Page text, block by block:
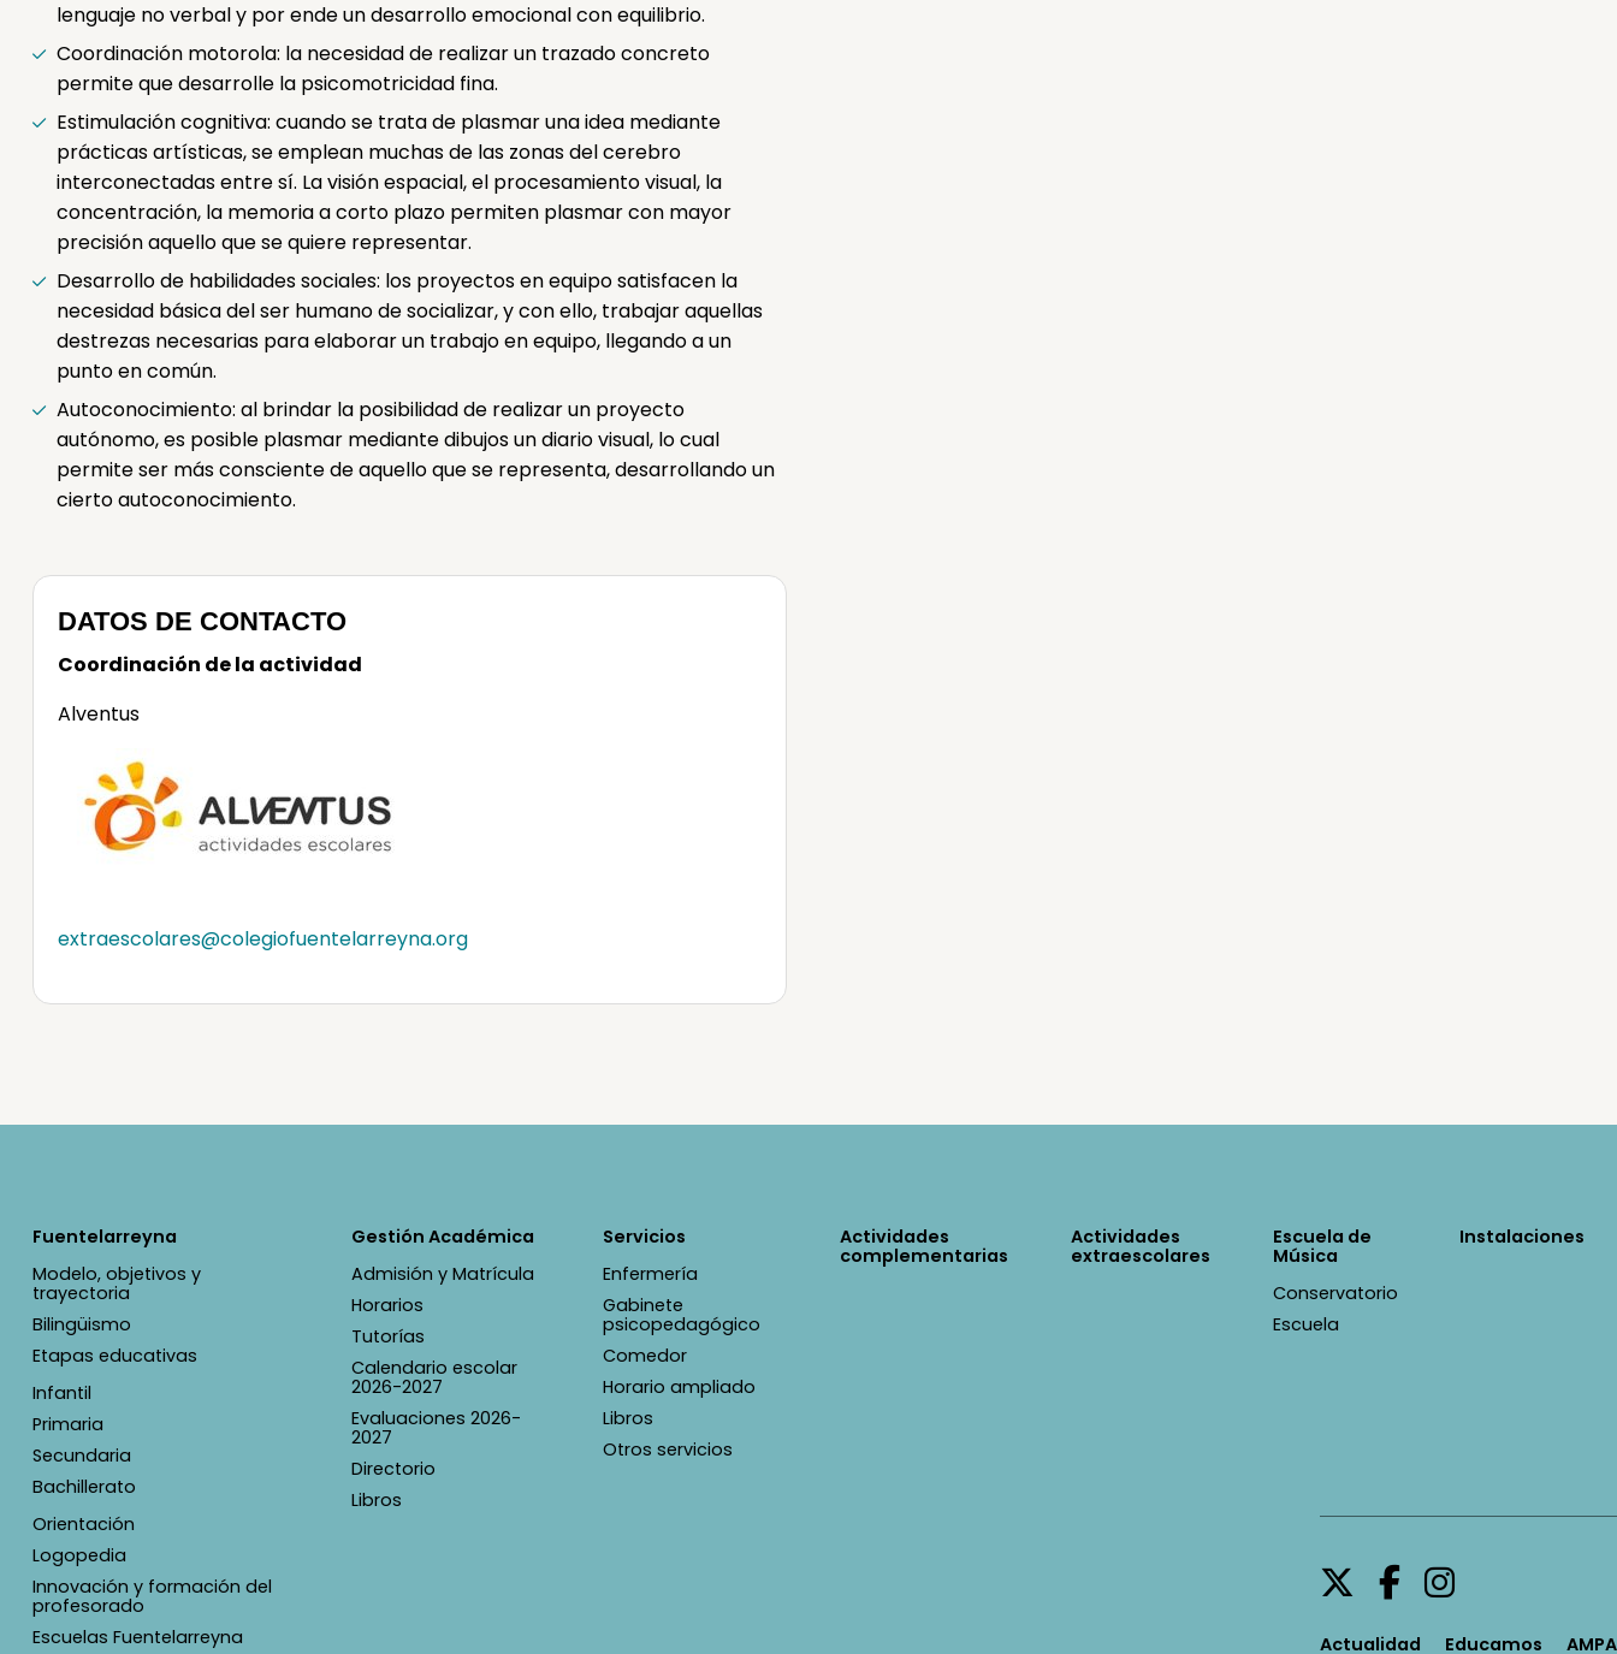
lenguaje no verbal y por ende un desarrollo emocional con equilibrio.
Coordinación motorola: la necesidad de realizar un trazado concreto
permite que desarrolle la psicomotricidad fina.
Estimulación cognitiva: cuando se trata de plasmar una idea mediante
prácticas artísticas, se emplean muchas de las zonas del cerebro
interconectadas entre sí. La visión espacial, el procesamiento visual, la
concentración, la memoria a corto plazo permiten plasmar con mayor
precisión aquello que se quiere representar.
Desarrollo de habilidades sociales: los proyectos en equipo satisfacen la
necesidad básica del ser humano de socializar, y con ello, trabajar aquellas
destrezas necesarias para elaborar un trabajo en equipo, llegando a un
punto en común.
Autoconocimiento: al brindar la posibilidad de realizar un proyecto
autónomo, es posible plasmar mediante dibujos un diario visual, lo cual
permite ser más consciente de aquello que se representa, desarrollando un
cierto autoconocimiento.
DATOS DE CONTACTO
Coordinación de la actividad
Alventus
extraescolares@colegiofuentelarreyna.org
Fuentelarreyna
Modelo, objetivos y
trayectoria
Bilingüismo
Etapas educativas
Infantil
Primaria
Secundaria
Bachillerato
Orientación
Logopedia
Innovación y formación del
profesorado
Escuelas Fuentelarreyna
Gestión Académica
Admisión y Matrícula
Horarios
Tutorías
Calendario escolar
2026-2027
Evaluaciones 2026-
2027
Directorio
Libros
Servicios
Enfermería
Gabinete
psicopedagógico
Comedor
Horario ampliado
Libros
Otros servicios
Actividades
complementarias
Actividades
extraescolares
Escuela de
Música
Conservatorio
Escuela
Instalaciones
Actualidad Educamos AMPA